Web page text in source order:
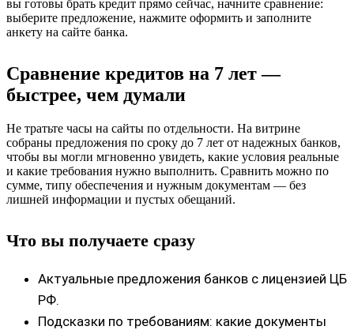
вы готовы брать кредит прямо сейчас, начните сравнение:
выберите предложение, нажмите оформить и заполните
анкету на сайте банка.
Сравнение кредитов на 7 лет —
быстрее, чем думали
Не тратьте часы на сайты по отдельности. На витрине
собраны предложения по сроку до 7 лет от надежных банков,
чтобы вы могли мгновенно увидеть, какие условия реальные
и какие требования нужно выполнить. Сравнить можно по
сумме, типу обеспечения и нужным документам — без
лишней информации и пустых обещаний.
Что вы получаете сразу
Актуальные предложения банков с лицензией ЦБ
РФ.
Подсказки по требованиям: какие документы